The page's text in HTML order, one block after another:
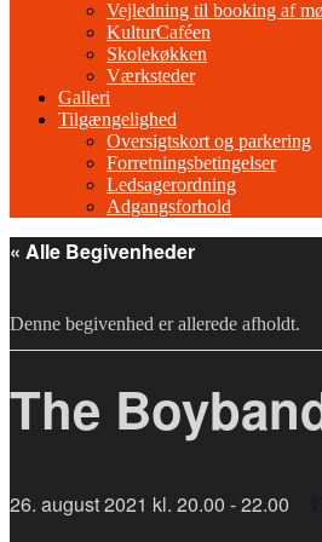
Vejledning til booking af
KulturCaféen
Skolekøkken
Værksteder
Galleri
Tilgængelighed
Oversigtskort og parkering
Forretningsbetingelser
Ledsagerordning
Adgangsforhold
« Alle Begivenheder
Denne begivenhed er allerede afholdt.
The
26. august 2021 kl. 20.00 -22.00